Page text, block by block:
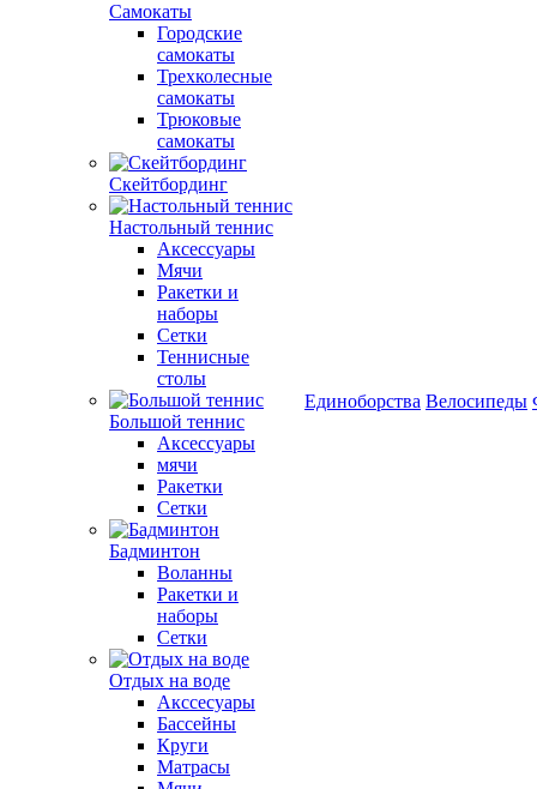
Самокаты
Городские
самокаты
Трехколесные
самокаты
Трюковые
самокаты
Скейтбординг
Настольный теннис
Аксессуары
Мячи
Ракетки и
наборы
Сетки
Теннисные
столы
Большой теннис
Аксессуары
мячи
Ракетки
Сетки
Бадминтон
Воланны
Ракетки и
наборы
Сетки
Отдых на воде
Акссесуары
Бассейны
Круги
Матрасы
Единоборства Велосипеды